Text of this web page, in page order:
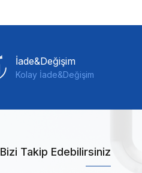
İade&Değişim
Kolay İade&Değişim
Bizi Takip Edebilirsiniz